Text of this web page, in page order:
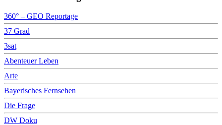
360° – GEO Reportage
37 Grad
3sat
Abenteuer Leben
Arte
Bayerisches Fernsehen
Die Frage
DW Doku